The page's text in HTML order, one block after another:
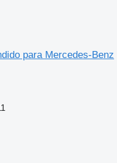
para Mercedes-Benz